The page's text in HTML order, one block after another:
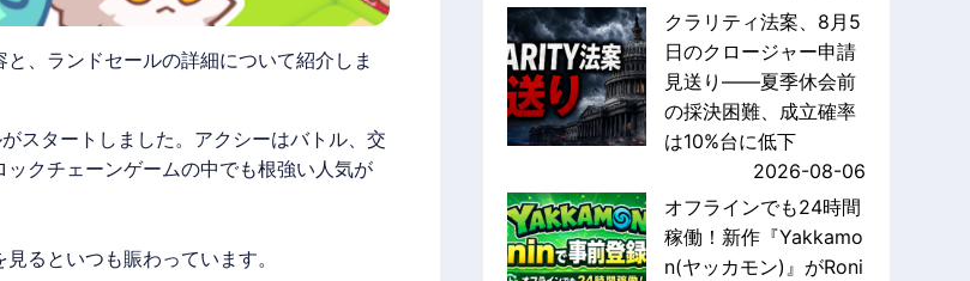
、ランドセールの詳細について紹介しま
スタートしました。アクシーはバトル、交
クチェーンゲームの中でも根強い人気が
るといつも賑わっています。
クラリティ法案、8月5
日のクロージャー申請
見送り——夏季休会前
の採決困難、成立確率
は10%台に低下
2026-08-06
オフラインでも24時間
稼働！新作『Yakkamo
n(ヤッカモン)』がRoni